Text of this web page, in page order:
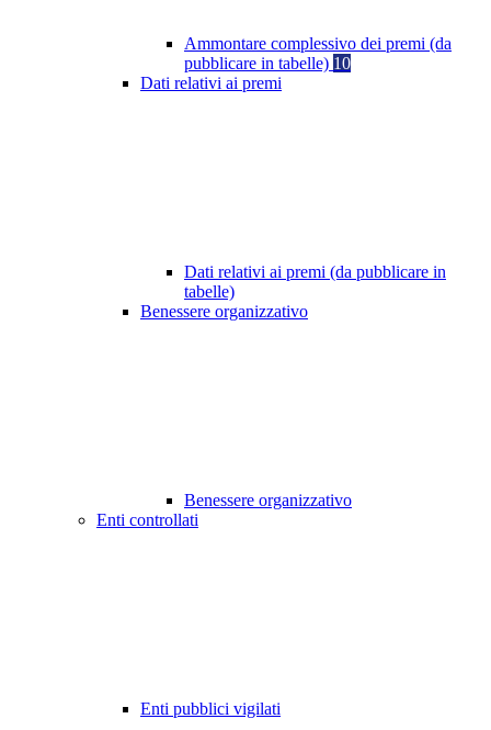
Ammontare complessivo dei premi (da
pubblicare in tabelle) 10
Dati relativi ai premi
Dati relativi ai premi (da pubblicare in
tabelle)
Benessere organizzativo
Benessere organizzativo
Enti controllati
Enti pubblici vigilati